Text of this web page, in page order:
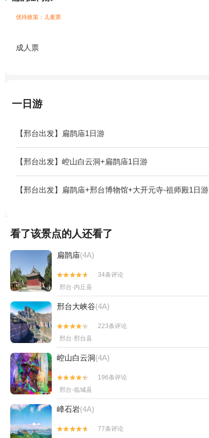
优待政策：儿童票
成人票
一日游
【邢台出发】扁鹊庙1日游
【邢台出发】崆山白云洞+扁鹊庙1日游
【邢台出发】扁鹊庙+邢台博物馆+大开元寺-祖师殿1日游
看了该景点的人还看了
扁鹊庙(4A)


34条评论
邢台·内丘县
邢台大峡谷(4A)


223条评论
邢台·邢台县
崆山白云洞(4A)


196条评论
邢台·临城县
嶂石岩(4A)


77条评论